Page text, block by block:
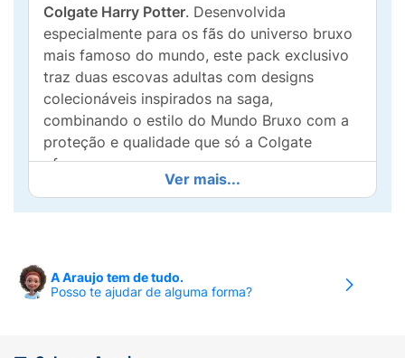
Colgate Harry Potter. Desenvolvida
especialmente para os fãs do universo bruxo
mais famoso do mundo, este pack exclusivo
traz duas escovas adultas com designs
colecionáveis inspirados na saga,
combinando o estilo do Mundo Bruxo com a
proteção e qualidade que só a Colgate
oferece.
Equipada comcerdas macias e ultrafinas, ela
total eficácia sem machucar. É a escolha
dia.
Ver mais...
A Araujo tem de tudo.
Posso te ajudar de alguma forma?